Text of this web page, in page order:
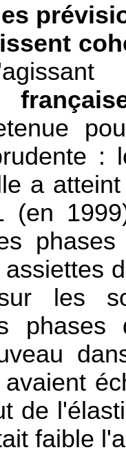
:
a
(en
phases
les
phases
de
faible